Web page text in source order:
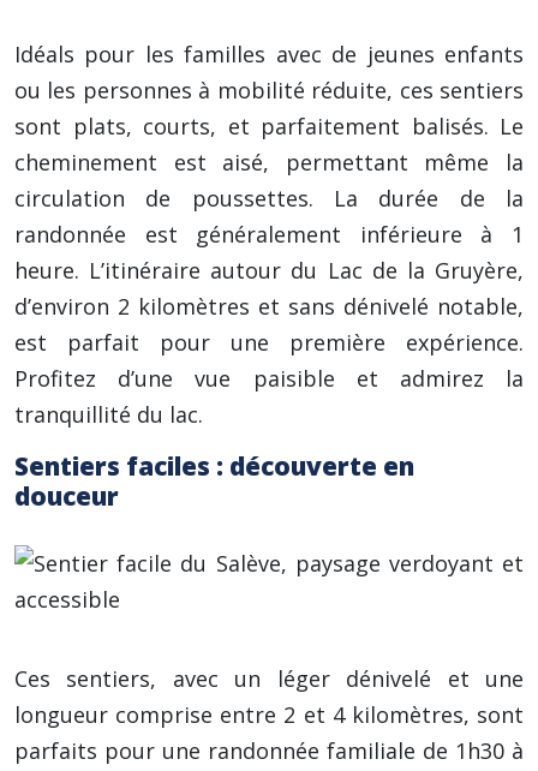
Idéals pour les familles avec de jeunes enfants
ou les personnes à mobilité réduite, ces sentiers
sont plats, courts, et parfaitement balisés. Le
cheminement est aisé, permettant même la
circulation de poussettes. La durée de la
randonnée est généralement inférieure à 1
heure. L’itinéraire autour du Lac de la Gruyère,
d’environ 2 kilomètres et sans dénivelé notable,
est parfait pour une première expérience.
Profitez d’une vue paisible et admirez la
tranquillité du lac.
Sentiers faciles : découverte en
douceur
Ces sentiers, avec un léger dénivelé et une
longueur comprise entre 2 et 4 kilomètres, sont
parfaits pour une randonnée familiale de 1h30 à